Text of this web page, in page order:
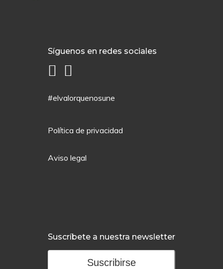
Síguenos en redes sociales
#elvalorquenosune
Política de privacidad
Aviso legal
Suscríbete a nuestra newsletter
Suscribirse